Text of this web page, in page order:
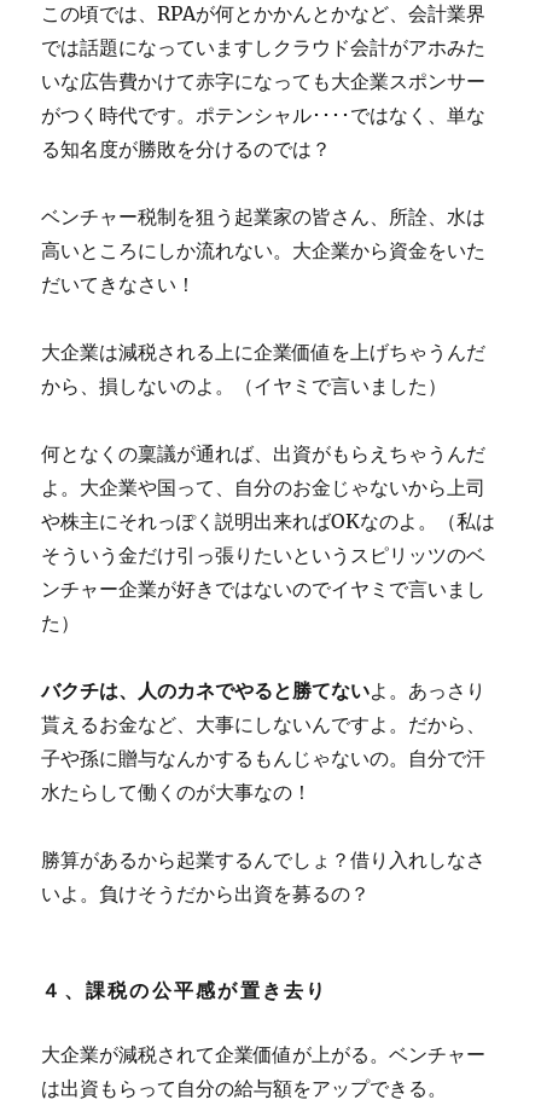
この頃では、RPAが何とかかんとかなど、会計業界
では話題になっていますしクラウド会計がアホみた
いな広告費かけて赤字になっても大企業スポンサー
がつく時代です。ポテンシャル････ではなく、単な
る知名度が勝敗を分けるのでは？
ベンチャー税制を狙う起業家の皆さん、所詮、水は
高いところにしか流れない。大企業から資金をいた
だいてきなさい！
大企業は減税される上に企業価値を上げちゃうんだ
から、損しないのよ。（イヤミで言いました）
何となくの稟議が通れば、出資がもらえちゃうんだ
よ。大企業や国って、自分のお金じゃないから上司
や株主にそれっぽく説明出来ればOKなのよ。（私は
そういう金だけ引っ張りたいというスピリッツのベ
ンチャー企業が好きではないのでイヤミで言いまし
た）
バクチは、人のカネでやると勝てないよ。あっさり
貰えるお金など、大事にしないんですよ。だから、
子や孫に贈与なんかするもんじゃないの。自分で汗
水たらして働くのが大事なの！
勝算があるから起業するんでしょ？借り入れしなさ
いよ。負けそうだから出資を募るの？
４、課税の公平感が置き去り
大企業が減税されて企業価値が上がる。ベンチャー
は出資もらって自分の給与額をアップできる。